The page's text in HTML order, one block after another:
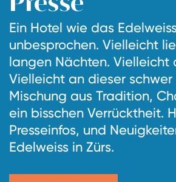
Ein Hotel wie das
unbesprochen. Vielleicht
langen Nächten. Vielleicht
Vielleicht an dieser
Mischung aus Tradition,
ein bisschen Verrücktheit.
Presseinfos, und
Edelweiss in Zürs.